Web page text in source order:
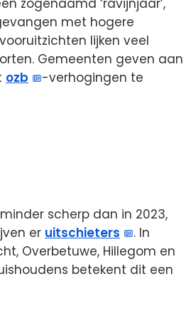
zogenaamd ‘ravijnjaar’,
met hogere
lijken veel
Gemeenten geven aan
ozb
-verhogingen te
scherp dan in 2023,
er uitschieters
. In
Overbetuwe, Hillegom en
betekent dit een